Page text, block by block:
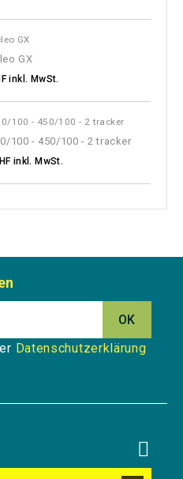
GX
inkl. MwSt.
100 - 450/100 - 2 tracker
inkl. MwSt.
Datenschutzerklärung